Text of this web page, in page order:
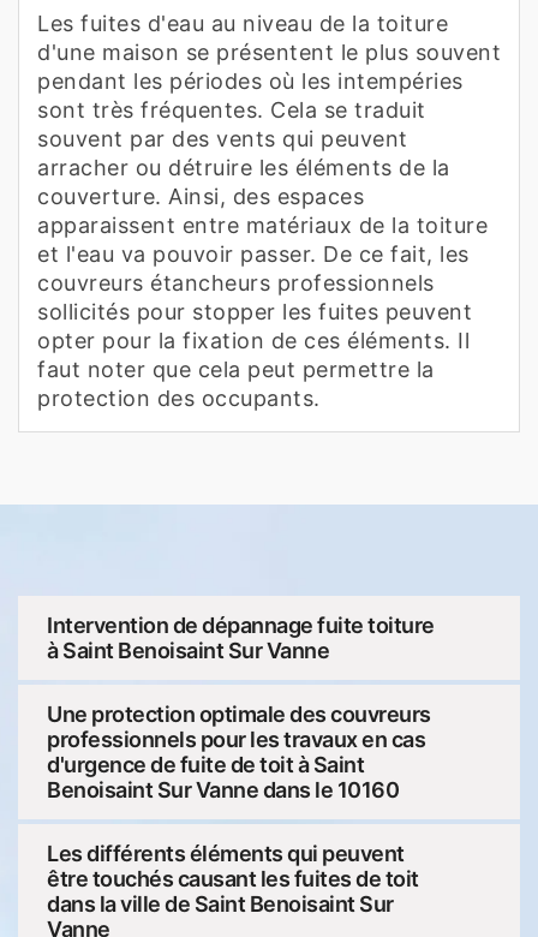
Les fuites d'eau au niveau de la toiture
d'une maison se présentent le plus souvent
pendant les périodes où les intempéries
sont très fréquentes. Cela se traduit
souvent par des vents qui peuvent
arracher ou détruire les éléments de la
couverture. Ainsi, des espaces
apparaissent entre matériaux de la toiture
et l'eau va pouvoir passer. De ce fait, les
couvreurs étancheurs professionnels
sollicités pour stopper les fuites peuvent
opter pour la fixation de ces éléments. Il
faut noter que cela peut permettre la
protection des occupants.
Intervention de dépannage fuite toiture
à Saint Benoisaint Sur Vanne
Une protection optimale des couvreurs
professionnels pour les travaux en cas
d'urgence de fuite de toit à Saint
Benoisaint Sur Vanne dans le 10160
Les différents éléments qui peuvent
être touchés causant les fuites de toit
dans la ville de Saint Benoisaint Sur
Vanne